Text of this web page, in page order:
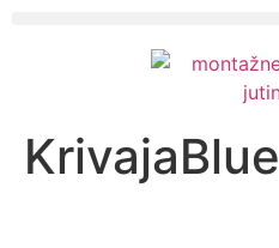
KrivajaBlue